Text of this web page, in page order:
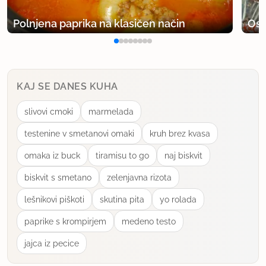
uporabno
9.1.2014 ob 15:21
Ne moram si pomagat, da malce ne
pokomentiram. Sem študentka naravoslovnih ved,
poleg študija pa zelo rada tudi kaj dobrega
skuham. Tako da, čisto na kratko, s kemijskega
vidika, ker sem v vaših komentarjih razbrala
nepravilnosti. :)
Kot emulgator verjetno deluje lecitin, ki se nahaja
v sojinem mleku. Lecitin je površinsko aktivna
Polnjena paprika na klasičen način
KAJ SE DANES KUHA
slivovi cmoki marmelada
testenine v smetanovi omaki kruh brez kvasa
omaka iz buck tiramisu to go naj biskvit
biskvit s smetano zelenjavna rizota
lešnikovi piškoti skutina pita yo rolada
paprike s krompirjem medeno testo
jajca iz pecice